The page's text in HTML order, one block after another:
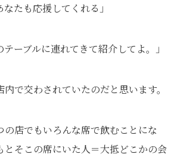
たも応援してくれる」
テーブルに連れてきて紹介してよ。」
で交わされていたのだと思います。
の店でもいろんな席で飲むことにな
とそこの席にいた人＝大抵どこかの会